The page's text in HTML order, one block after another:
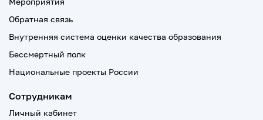
Обратная связь
Внутренняя система оценки качества образования
Бессмертный полк
Национальные проекты России
Сотрудникам
Личный кабинет